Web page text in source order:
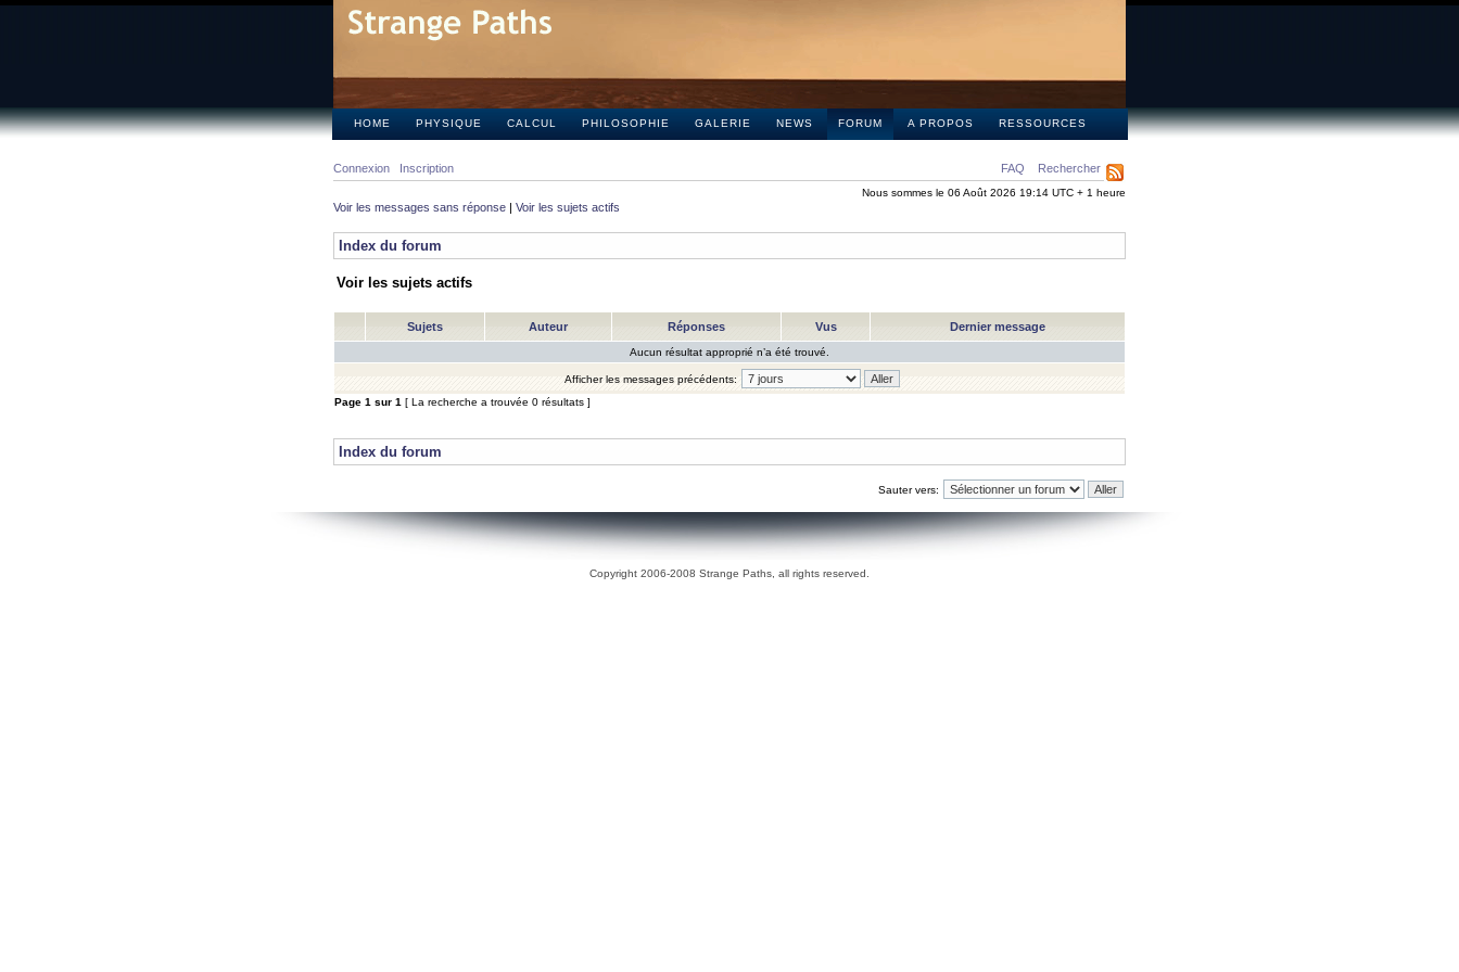
HOME PHYSIQUE CALCUL PHILOSOPHIE GALERIE NEWS FORUM A PROPOS RESSOURCES
FAQ Rechercher
Connexion Inscription
Nous sommes le 06 Août 2026 19:14 UTC + 1 heure
Voir les messages sans réponse | Voir les sujets actifs
Index du forum
Voir les sujets actifs
Sujets Auteur Réponses Vus Dernier message
Aucun résultat approprié n’a été trouvé.
Afficher les messages précédents:
Page 1 sur 1 [ La recherche a trouvée 0 résultats ]
Index du forum
Sauter vers:
Copyright 2006-2008 Strange Paths, all rights reserved.